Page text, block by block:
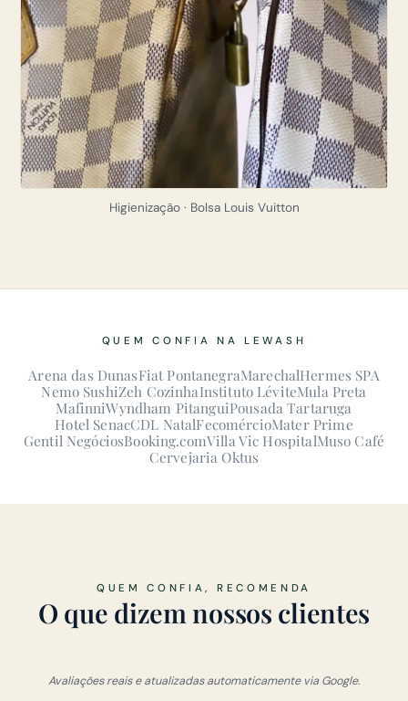
Higienização · Bolsa Louis Vuitton
QUEM CONFIA NA LEWASH
Arena das DunasFiat PontanegraMarechalHermes SPA
Nemo SushiZeh CozinhaInstituto LéviteMula Preta
MafinniWyndham PitanguiPousada Tartaruga
Hotel SenacCDL NatalFecomércioMater Prime
Gentil NegóciosBooking.comVilla Vic HospitalMuso Café
Cervejaria Oktus
QUEM CONFIA, RECOMENDA
O que dizem nossos clientes
Avaliações reais e atualizadas automaticamente via Google.